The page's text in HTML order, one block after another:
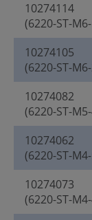
10274114
(6220-ST-
10274105
(6220-ST-
10274082
(6220-ST-
10274062
(6220-ST-
10274073
(6220-ST-